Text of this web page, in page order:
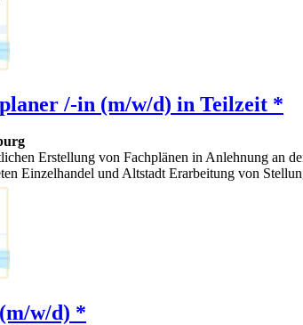
/-in (m/w/d) in Teilzeit *
Erstellung von Fachplänen in Anlehnung an
Einzelhandel und Altstadt Erarbeitung von
w/d) *